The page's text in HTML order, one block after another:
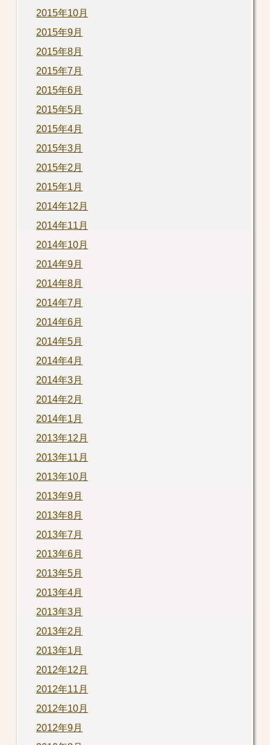
2015年10月
2015年9月
2015年8月
2015年7月
2015年6月
2015年5月
2015年4月
2015年3月
2015年2月
2015年1月
2014年12月
2014年11月
2014年10月
2014年9月
2014年8月
2014年7月
2014年6月
2014年5月
2014年4月
2014年3月
2014年2月
2014年1月
2013年12月
2013年11月
2013年10月
2013年9月
2013年8月
2013年7月
2013年6月
2013年5月
2013年4月
2013年3月
2013年2月
2013年1月
2012年12月
2012年11月
2012年10月
2012年9月